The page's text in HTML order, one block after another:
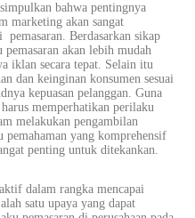
bahwa pentingnya
marketing akan sangat
pemasaran. Berdasarkan sikap
akan lebih mudah
iklan secara tepat. Selain itu
dan keinginan konsumen sesuai
kepuasan pelanggan. Guna
memperhatikan perilaku
melakukan pengambilan
pemahaman yang komprehensif
penting untuk ditekankan.
dalam rangka mencapai
satu upaya yang dapat